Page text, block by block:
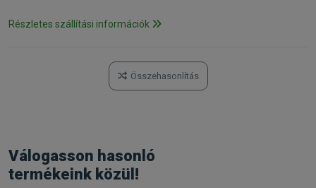
Részletes szállítási információk
Összehasonlítás
Válogasson hasonló
termékeink közül!